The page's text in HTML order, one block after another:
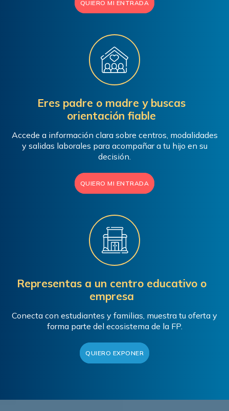
QUIERO MI ENTRADA
Eres padre o madre y buscas
orientación fiable
Accede a información clara sobre centros, modalidades
y salidas laborales para acompañar a tu hijo en su
decisión.
QUIERO MI ENTRADA
Representas a un centro educativo o
empresa
Conecta con estudiantes y familias, muestra tu oferta y
forma parte del ecosistema de la FP.
QUIERO EXPONER